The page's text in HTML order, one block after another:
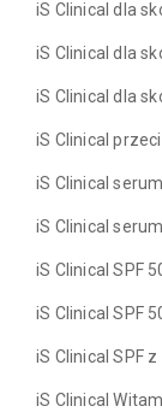
iS Clinical dla
iS Clinical dla
iS Clinical dla
iS Clinical
iS Clinical
iS Clinical
iS Clinical SPF
iS Clinical SPF
iS Clinical SPF
iS Clinical